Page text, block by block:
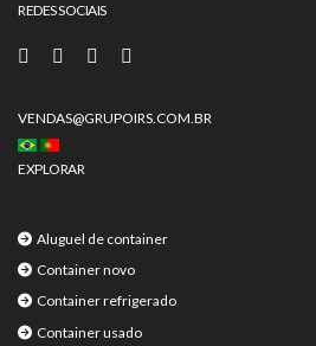
REDES SOCIAIS
VENDAS@GRUPOIRS.COM.BR
EXPLORAR
Aluguel de container
Container novo
Container refrigerado
Container usado